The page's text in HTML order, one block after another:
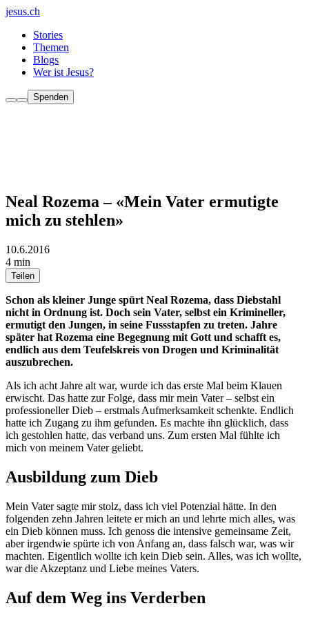
jesus.ch
Stories
Themen
Blogs
Wer ist Jesus?
Spenden
Neal Rozema – «Mein Vater ermutigte
mich zu stehlen»
10.6.2016
4 min
Teilen
Schon als kleiner Junge spürt Neal Rozema, dass Diebstahl
nicht in Ordnung ist. Doch sein Vater, selbst ein Krimineller,
ermutigt den Jungen, in seine Fussstapfen zu treten. Jahre
später hat Rozema eine Begegnung mit Gott und schafft es,
endlich aus dem Teufelskreis von Drogen und Kriminalität
auszubrechen.
Als ich acht Jahre alt war, wurde ich das erste Mal beim Klauen
erwischt. Das hatte zur Folge, dass mir mein Vater – selbst ein
professioneller Dieb – erstmals Aufmerksamkeit schenkte. Endlich
hatte ich Zugang zu ihm gefunden. Es machte ihn glücklich, dass
ich gestohlen hatte, das verband uns. Zum ersten Mal fühlte ich
mich von meinem Vater geliebt.
Ausbildung zum Dieb
Mein Vater sagte mir stolz, dass ich viel Potenzial hätte. In den
folgenden zehn Jahren leitete er mich an und lehrte mich alles, was
ein Dieb können muss. Ich genoss die intensive gemeinsame Zeit,
aber irgendwie spürte ich von Anfang an, dass falsch war, was wir
machten. Eigentlich wollte ich kein Dieb sein. Alles, was ich wollte,
war die Akzeptanz und Liebe meines Vaters.
Auf dem Weg ins Verderben